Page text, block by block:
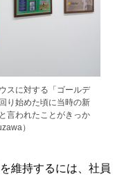
スに対する「ゴールデ
り始めた頃に当時の新
言われたことがきっか
）
維持するには、社員